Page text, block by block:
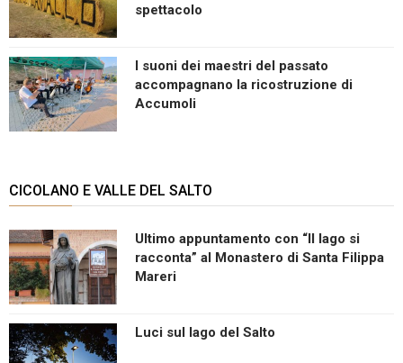
spettacolo
I suoni dei maestri del passato
accompagnano la ricostruzione di
Accumoli
CICOLANO E VALLE DEL SALTO
Ultimo appuntamento con “Il lago si
racconta” al Monastero di Santa Filippa
Mareri
Luci sul lago del Salto